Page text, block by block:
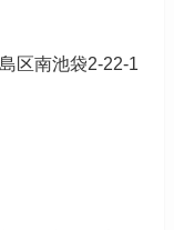
南池袋2-22-1